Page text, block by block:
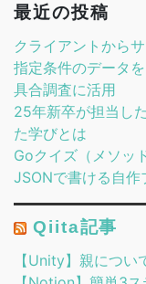
最近の投稿
クライアントから
指定条件のデータ
具合調査に活用
25年新卒が担当し
た学びとは
Goクイズ（メソッ
JSONで書ける自作
Qiita記事
【Unity】親につ